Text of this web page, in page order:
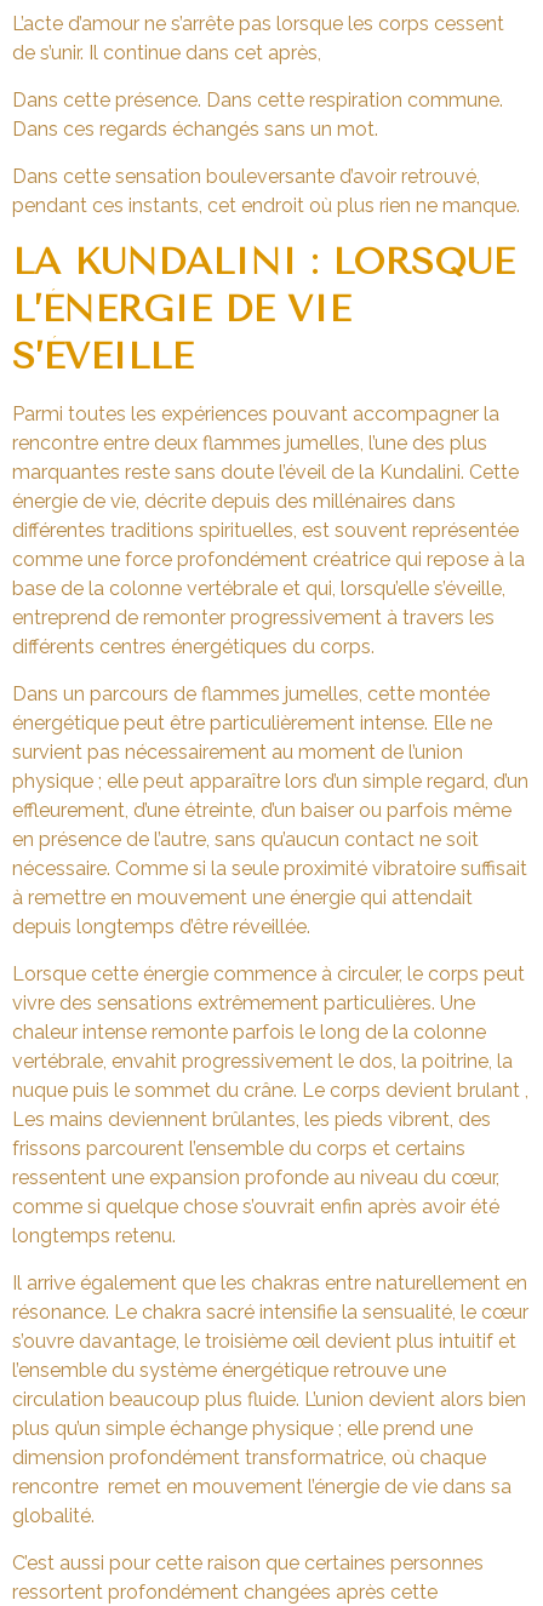
L’acte d’amour ne s’arrête pas lorsque les corps cessent
de s’unir. Il continue dans cet après,
Dans cette présence. Dans cette respiration commune.
Dans ces regards échangés sans un mot.
Dans cette sensation bouleversante d’avoir retrouvé,
pendant ces instants, cet endroit où plus rien ne manque.
LA KUNDALINI : LORSQUE
L’ÉNERGIE DE VIE
S’ÉVEILLE
Parmi toutes les expériences pouvant accompagner la
rencontre entre deux flammes jumelles, l’une des plus
marquantes reste sans doute l’éveil de la Kundalini. Cette
énergie de vie, décrite depuis des millénaires dans
différentes traditions spirituelles, est souvent représentée
comme une force profondément créatrice qui repose à la
base de la colonne vertébrale et qui, lorsqu’elle s’éveille,
entreprend de remonter progressivement à travers les
différents centres énergétiques du corps.
Dans un parcours de flammes jumelles, cette montée
énergétique peut être particulièrement intense. Elle ne
survient pas nécessairement au moment de l’union
physique ; elle peut apparaître lors d’un simple regard, d’un
effleurement, d’une étreinte, d’un baiser ou parfois même
en présence de l’autre, sans qu’aucun contact ne soit
nécessaire. Comme si la seule proximité vibratoire suffisait
à remettre en mouvement une énergie qui attendait
depuis longtemps d’être réveillée.
Lorsque cette énergie commence à circuler, le corps peut
vivre des sensations extrêmement particulières. Une
chaleur intense remonte parfois le long de la colonne
vertébrale, envahit progressivement le dos, la poitrine, la
nuque puis le sommet du crâne. Le corps devient brulant ,
Les mains deviennent brûlantes, les pieds vibrent, des
frissons parcourent l’ensemble du corps et certains
ressentent une expansion profonde au niveau du cœur,
comme si quelque chose s’ouvrait enfin après avoir été
longtemps retenu.
Il arrive également que les chakras entre naturellement en
résonance. Le chakra sacré intensifie la sensualité, le cœur
s’ouvre davantage, le troisième œil devient plus intuitif et
l’ensemble du système énergétique retrouve une
circulation beaucoup plus fluide. L’union devient alors bien
plus qu’un simple échange physique ; elle prend une
dimension profondément transformatrice, où chaque
rencontre remet en mouvement l’énergie de vie dans sa
globalité.
C’est aussi pour cette raison que certaines personnes
ressortent profondément changées après cette